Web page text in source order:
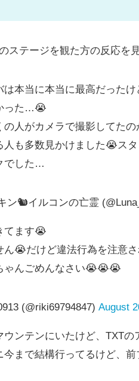
ステージを観た方の反応を
は本当に本当に最高だった
った…😭
の人がカメラで撮影してた
人も多数見かけました😭ス
でした…
ン🐿イルコンの亡霊
てます😭
ん😭だけど違法行為を注意
ゃんごめんなさい😭😭😭
(@riki69794847) August
ウンテンにいたけど、TXT
まで結構行ってるけど、